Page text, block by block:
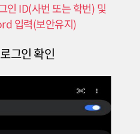
인 ID(사번 또는 학번) 및
입력(보안유지)
그인 확인